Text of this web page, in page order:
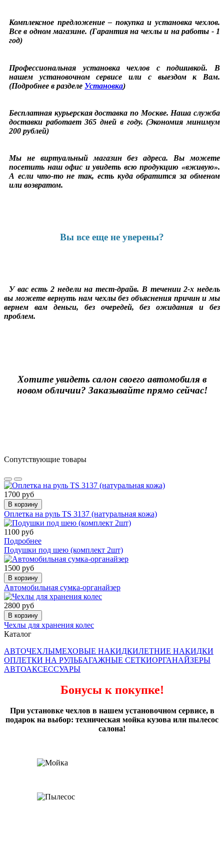
Комплексное предложение – покупка и установка чехлов.
Все в одном магазине. (Гарантия на чехлы и на работы - 1
год)
Профессиональная установка чехлов с подшивкой. В
нашем установочном сервисе или с выездом к Вам.
(Подробнее в разделе Установка)
Бесплатная курьерская доставка по Москве. Наша служба
доставки работает 365 дней в году. (Экономия минимум
200 рублей)
Мы не виртуальный магазин без адреса. Вы можете
посетить наш офис и увидеть всю продукцию «вживую».
А если что-то не так, есть куда обратится за обменом
или возвратом.
Вы все еще не уверены?
У вас есть 2 недели на тест-драйв. В течении 2-х недель
вы можете вернуть нам чехлы без объяснения причин и мы
вернем вам деньги, без очередей, без ожидания и без
проблем.
Хотите увидеть салон своего автомобиля в
новом обличии? Заказывайте прямо сейчас!
Сопутствующие товары
1700 руб
В корзину
Оплетка на руль TS 3137 (натуральная кожа)
1100 руб
Подробнее
Подушки под шею (комплект 2шт)
1500 руб
В корзину
Автомобильная сумка-органайзер
2800 руб
В корзину
Чехлы для хранения колес
Каталог
АВТОЧЕХЛЫМЕХОВЫЕ НАКИДКИЛЕТНИЕ НАКИДКИ
ОПЛЕТКИ НА РУЛЬБАГАЖНЫЕ СЕТКИОРГАНАЙЗЕРЫ
АВТОАКСЕССУАРЫ
Бонусы к покупке!
При установке чехлов в нашем установочном сервисе, в
подарок на выбор: техническая мойка кузова или пылесос
салона!